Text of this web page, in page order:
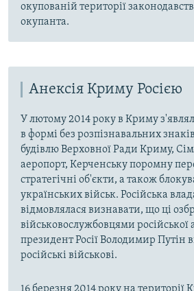
окупованій території
окупанта.
Анексія Криму Росією
У лютому 2014 року в Криму
в формі без розпізнавальних
будівлю Верховної Ради Криму,
аеропорт, Керченську поромну
стратегічні об'єкти, а також
українських військ. Російська
відмовлялася визнавати, що ці
військовослужбовцями російської
президент Росії Володимир Путін
російські військові.
16 березня 2014 року на території